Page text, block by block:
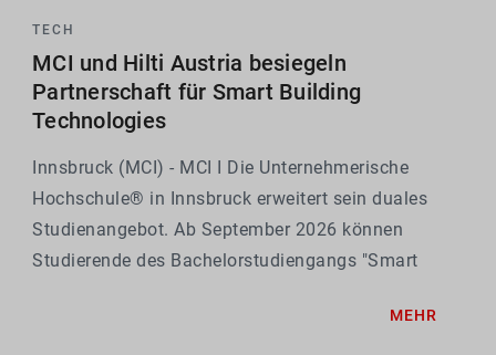
TECH
MCI und Hilti Austria besiegeln
Partnerschaft für Smart Building
Technologies
Innsbruck (MCI) - MCI I Die Unternehmerische
Hochschule® in Innsbruck erweitert sein duales
Studienangebot. Ab September 2026 können
Studierende des Bachelorstudiengangs "Smart
MEHR